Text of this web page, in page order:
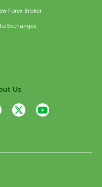
Forex Broker
Exchanges
Us